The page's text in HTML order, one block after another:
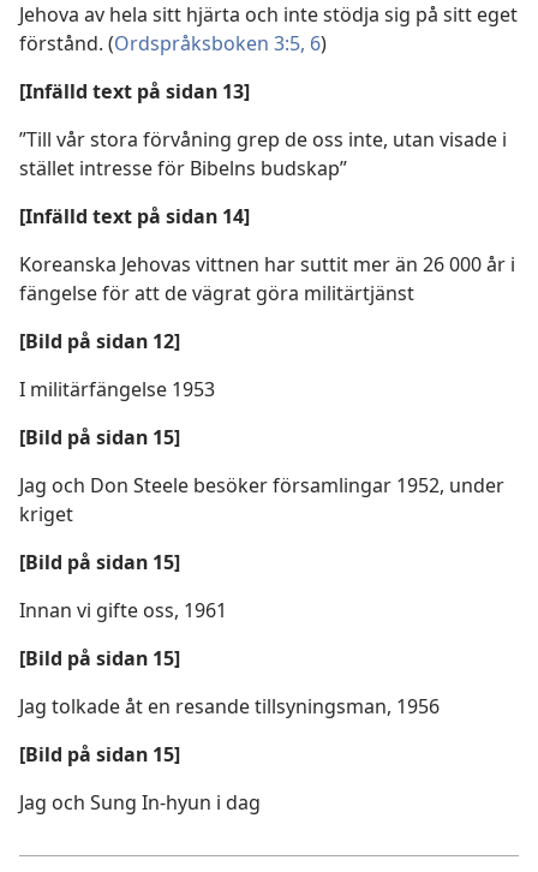
Jehova av hela sitt hjärta och inte stödja sig på sitt eget
förstånd. (Ordspråksboken 3:5, 6)
[Infälld text på sidan 13]
”Till vår stora förvåning grep de oss inte, utan visade i
stället intresse för Bibelns budskap”
[Infälld text på sidan 14]
Koreanska Jehovas vittnen har suttit mer än 26 000 år i
fängelse för att de vägrat göra militärtjänst
[Bild på sidan 12]
I militärfängelse 1953
[Bild på sidan 15]
Jag och Don Steele besöker församlingar 1952, under
kriget
[Bild på sidan 15]
Innan vi gifte oss, 1961
[Bild på sidan 15]
Jag tolkade åt en resande tillsyningsman, 1956
[Bild på sidan 15]
Jag och Sung In-hyun i dag